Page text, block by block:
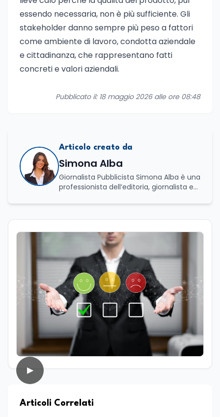
essendo necessaria, non è più sufficiente. Gli
stakeholder danno sempre più peso a fattori
come ambiente di lavoro, condotta aziendale
e cittadinanza, che rappresentano fatti
concreti e valori aziendali.
Pubblicato il: 18 maggio 2026 alle ore 08:48
Articolo creato da
Simona Alba
Giornalista Pubblicista Simona Alba è una
professionista dell’editoria, giornalista ed
solida specializzazione nella gestione di
eventi e imprese culturali a Firenze, ha
proseguito il suo percorso accademico a
Roma, presso l’Università La Sapienza,
dove ha conseguito la laurea magistrale
in Editoria e Giornalismo, focalizzandosi
sull'analisi del panorama informativo
contemporaneo e sul giornalismo
d’inchiesta. Attualmente redattrice
presso Edunews24, dove sviluppa
contenuti focalizzati su istruzione,
formazione, ricerca e nuove tecnologie.
Nella sua attività professionale, coniuga il
rigore dell'approfondimento giornalistico
lo sviluppo dello spirito critico. Nel corso
▶
Articoli Correlati